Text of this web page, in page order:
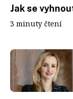
Jak se
3 minuty čtení